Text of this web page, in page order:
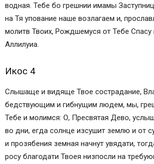
водная. Тебе бо грешнии имамы
на Тя упование наше возлагаем и,
молитв Твоих, Рождшемуся от Тебе Спасу
Аллилуиа.
Икос 4
Слышаще и видяще Твое сострадание,
бедствующим и гибнущим людем, мы,
Тебе и молимся: О, Пресвятая Дево,
во дни, егда солнце изсушит землю и от
и прозябения земная начнут увядати,
росу благодати Твоея низпосли на